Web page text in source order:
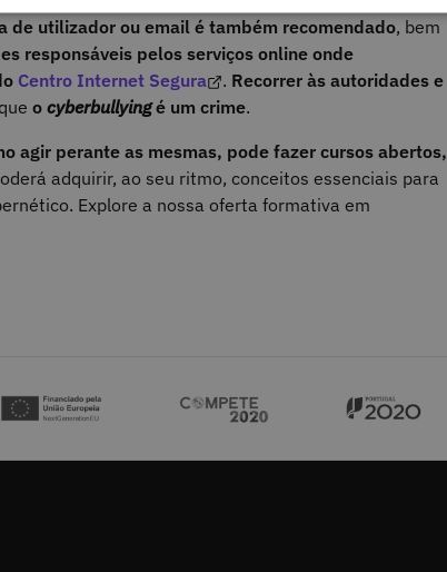
de utilizador ou email é também recomendado, bem
responsáveis pelos serviços online onde
Centro Internet Segura . Recorrer às autoridades e
o cyberbullyingé um crime.
agir perante as mesmas, pode fazer cursos abertos,
adquirir, ao seu ritmo, conceitos essenciais para
Explore a nossa oferta formativa em